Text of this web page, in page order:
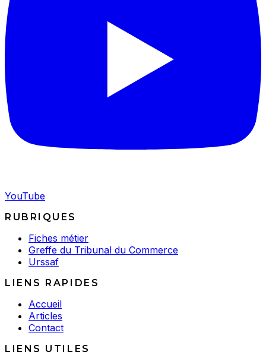
YouTube
RUBRIQUES
Fiches métier
Greffe du Tribunal du Commerce
Urssaf
LIENS RAPIDES
Accueil
Articles
Contact
LIENS UTILES